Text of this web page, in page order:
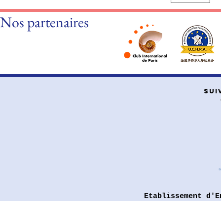
Nos partenaires
Etablissement